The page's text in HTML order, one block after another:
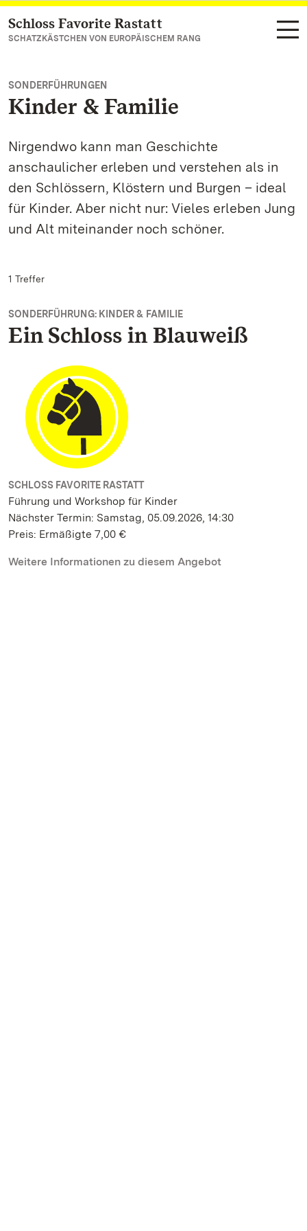
Zum Hauptinhalt springen
Schloss Favorite Rastatt
SCHATZKÄSTCHEN VON EUROPÄISCHEM RANG
SONDERFÜHRUNGEN
Kinder & Familie
Nirgendwo kann man Geschichte
anschaulicher erleben und verstehen als in
den Schlössern, Klöstern und Burgen – ideal
für Kinder. Aber nicht nur: Vieles erleben Jung
und Alt miteinander noch schöner.
1 Treffer
SONDERFÜHRUNG: KINDER & FAMILIE
Ein Schloss in Blauweiß
SCHLOSS FAVORITE RASTATT
Führung und Workshop für Kinder
Nächster Termin: Samstag, 05.09.2026, 14:30
Preis: Ermäßigte 7,00 €
Weitere Informationen zu diesem Angebot